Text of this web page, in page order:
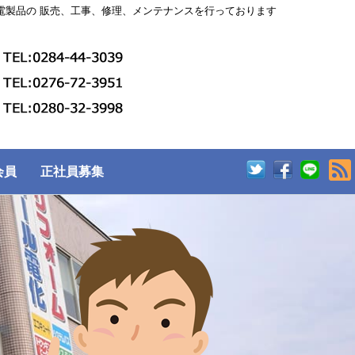
品の 販売、工事、修理、メンテナンスを行っております
員 正社員募集